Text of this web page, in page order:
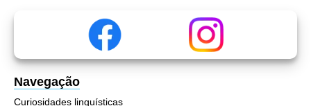
Navegação
Curiosidades linguísticas